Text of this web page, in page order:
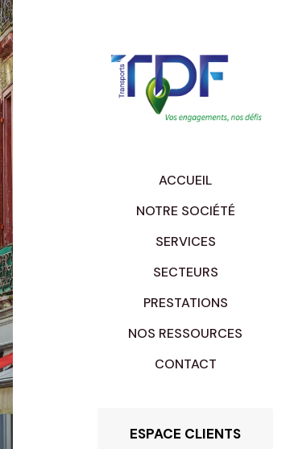
ACCUEIL
NOTRE SOCIÉTÉ
SERVICES
SECTEURS
PRESTATIONS
NOS RESSOURCES
CONTACT
ESPACE CLIENTS